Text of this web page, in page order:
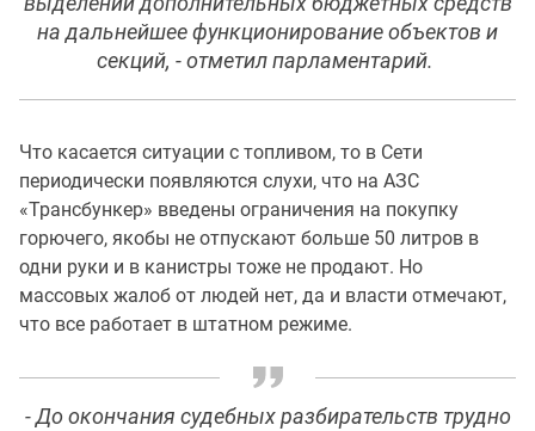
на дальнейшее функционирование объектов и
секций, - отметил парламентарий.
Что касается ситуации с топливом, то в Сети
периодически появляются слухи, что на АЗС
«Трансбункер» введены ограничения на покупку
горючего, якобы не отпускают больше 50 литров в
одни руки и в канистры тоже не продают. Но
массовых жалоб от людей нет, да и власти отмечают,
что все работает в штатном режиме.
- До окончания судебных разбирательств трудно